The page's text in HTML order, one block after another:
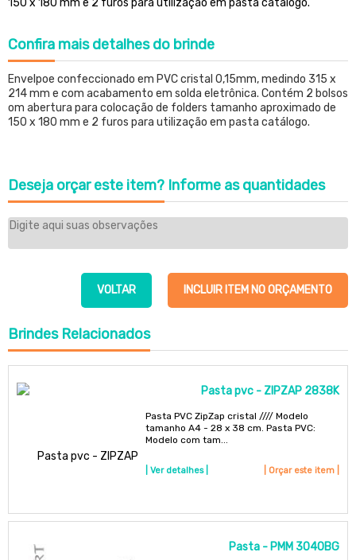
150 x 180 mm e 2 furos para utilização em pasta catálogo.
Confira mais detalhes do brinde
Envelpoe confeccionado em PVC cristal 0,15mm, medindo 315 x
214 mm e com acabamento em solda eletrônica. Contém 2 bolsos
om abertura para colocação de folders tamanho aproximado de
150 x 180 mm e 2 furos para utilização em pasta catálogo.
Deseja orçar este item? Informe as quantidades
INCLUIR ITEM NO ORÇAMENTO
VOLTAR
BrindesRelacionados
Pasta pvc - ZIPZAP 2838K
Pasta PVC ZipZap cristal //// Modelo
tamanho A4 - 28 x 38 cm. Pasta PVC:
Modelo com tam...
| Ver detalhes | | Orçar este item |
Pasta - PMM 3040BG